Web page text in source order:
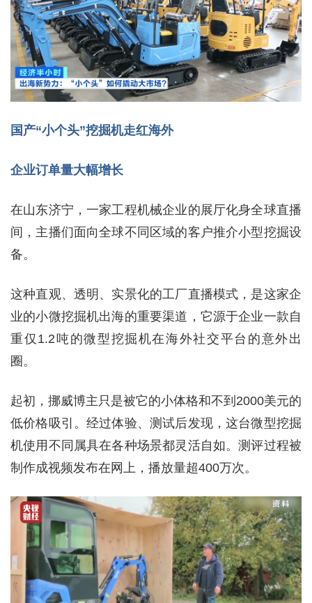
国产“小个头”挖掘机走红海外
企业订单量大幅增长
在山东济宁，一家工程机械企业的展厅化身全球直播
间，主播们面向全球不同区域的客户推介小型挖掘设
备。
这种直观、透明、实景化的工厂直播模式，是这家企
业的小微挖掘机出海的重要渠道，它源于企业一款自
重仅1.2吨的微型挖掘机在海外社交平台的意外出
圈。
起初，挪威博主只是被它的小体格和不到2000美元的
低价格吸引。经过体验、测试后发现，这台微型挖掘
机使用不同属具在各种场景都灵活自如。测评过程被
制作成视频发布在网上，播放量超400万次。